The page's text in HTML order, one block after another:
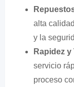
alta
y la
Rapidez
servicio
proceso